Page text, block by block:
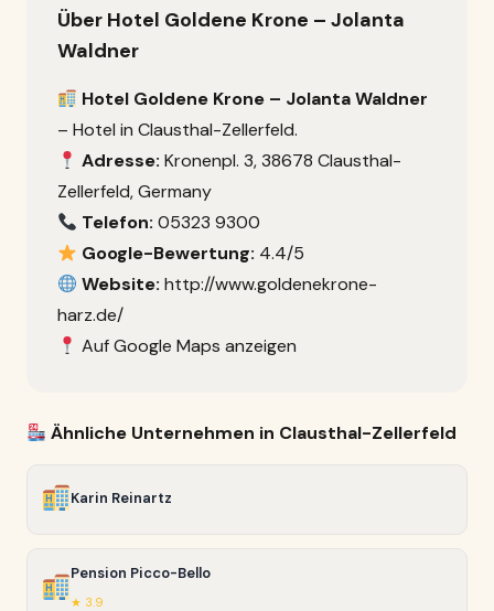
Über Hotel Goldene Krone – Jolanta
Waldner
Hotel Goldene Krone – Jolanta Waldner
– Hotel in Clausthal-Zellerfeld.
Adresse: Kronenpl. 3, 38678 Clausthal-
Zellerfeld, Germany
Telefon: 05323 9300
Google-Bewertung: 4.4/5
Website: http://www.goldenekrone-
harz.de/
Auf Google Maps anzeigen
Ähnliche Unternehmen in Clausthal-Zellerfeld
Karin Reinartz
Pension Picco-Bello
★ 3.9